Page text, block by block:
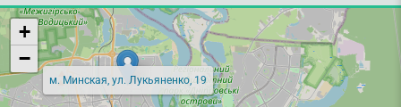
м. Минская, ул. Лукьяненко, 19
+
−